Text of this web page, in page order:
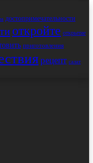
достопримечательности
откройте открытие
приготовления
рецепт салат